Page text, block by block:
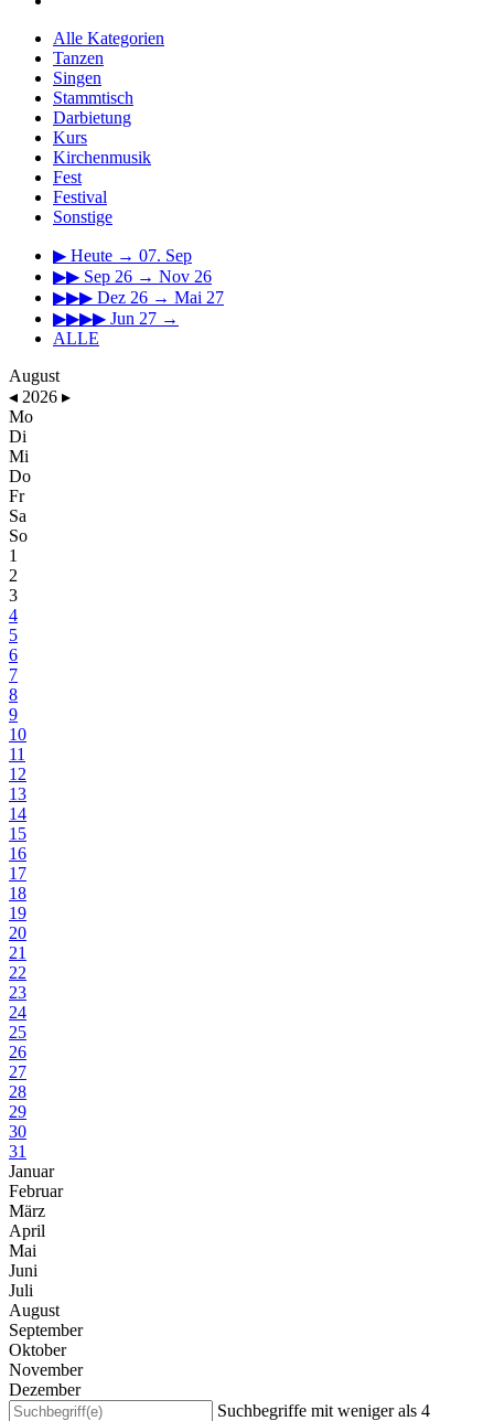
Alle Kategorien
Tanzen
Singen
Stammtisch
Darbietung
Kurs
Kirchenmusik
Fest
Festival
Sonstige
▶ Heute → 07. Sep
▶▶ Sep 26 → Nov 26
▶▶▶ Dez 26 → Mai 27
▶▶▶▶ Jun 27 →
ALLE
August
◂ 2026 ▸
Mo
Di
Mi
Do
Fr
Sa
So
1
2
3
4
5
6
7
8
9
10
11
12
13
14
15
16
17
18
19
20
21
22
23
24
25
26
27
28
29
30
31
Januar
Februar
März
April
Mai
Juni
Juli
August
September
Oktober
November
Dezember
Suchbegriffe mit weniger als 4